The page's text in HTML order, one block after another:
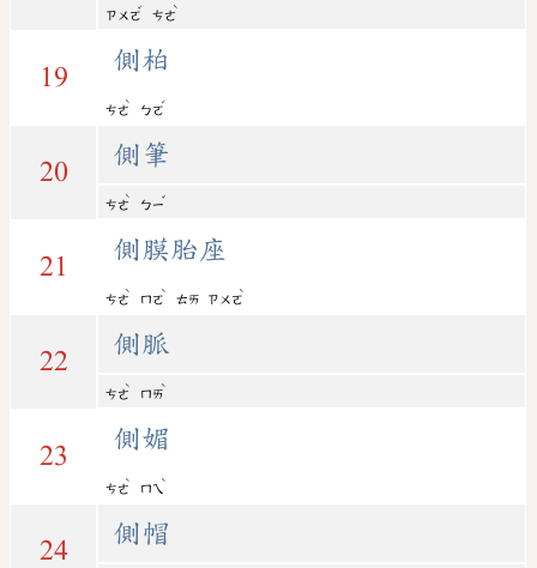
ㄗㄨㄛ
ˇ
ㄘㄜ
ˋ
19
側柏
ㄘㄜ
ˋ
ㄅㄛ
ˊ
20
側筆
ㄘㄜ
ˋ
ㄅㄧ
ˇ
21
側膜胎座
ㄘㄜ
ˋ
ㄇㄛ
ˋ
ㄊㄞ ㄗㄨㄛ
ˋ
22
側脈
ㄘㄜ
ˋ
ㄇㄞ
ˋ
23
側媚
ㄘㄜ
ˋ
ㄇㄟ
ˋ
24
側帽